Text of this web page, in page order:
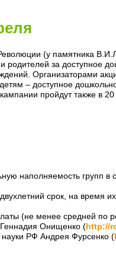
(у памятника
родителей за доступное
Организаторами
– доступное
пройдут также в 20
наполняемость групп в
срок, на время
(не менее средней по
Геннадия Онищенко (http://
РФ Андрея Фурсенко (